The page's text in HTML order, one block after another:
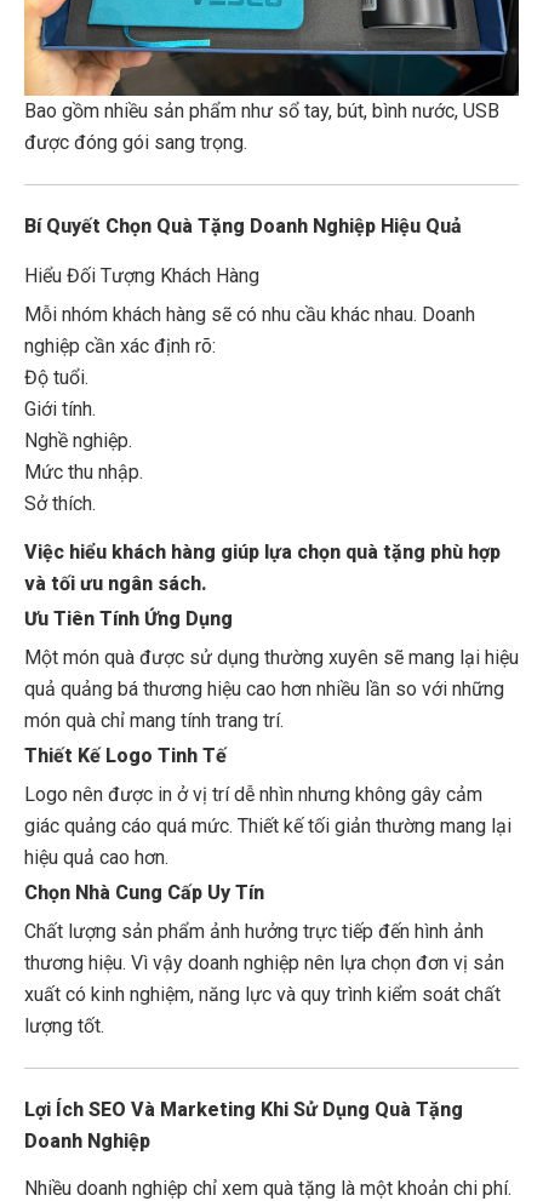
Bao gồm nhiều sản phẩm như sổ tay, bút, bình nước, USB
được đóng gói sang trọng.
Bí Quyết Chọn Quà Tặng Doanh Nghiệp Hiệu Quả
Hiểu Đối Tượng Khách Hàng
Mỗi nhóm khách hàng sẽ có nhu cầu khác nhau. Doanh
nghiệp cần xác định rõ:
Độ tuổi.
Giới tính.
Nghề nghiệp.
Mức thu nhập.
Sở thích.
Việc hiểu khách hàng giúp lựa chọn quà tặng phù hợp
và tối ưu ngân sách.
Ưu Tiên Tính Ứng Dụng
Một món quà được sử dụng thường xuyên sẽ mang lại hiệu
quả quảng bá thương hiệu cao hơn nhiều lần so với những
món quà chỉ mang tính trang trí.
Thiết Kế Logo Tinh Tế
Logo nên được in ở vị trí dễ nhìn nhưng không gây cảm
giác quảng cáo quá mức. Thiết kế tối giản thường mang lại
hiệu quả cao hơn.
Chọn Nhà Cung Cấp Uy Tín
Chất lượng sản phẩm ảnh hưởng trực tiếp đến hình ảnh
thương hiệu. Vì vậy doanh nghiệp nên lựa chọn đơn vị sản
xuất có kinh nghiệm, năng lực và quy trình kiểm soát chất
lượng tốt.
Lợi Ích SEO Và Marketing Khi Sử Dụng Quà Tặng
Doanh Nghiệp
Nhiều doanh nghiệp chỉ xem quà tặng là một khoản chi phí.